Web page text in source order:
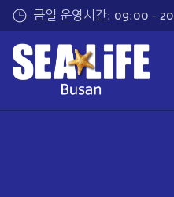
인
금일 운영시간: 09:00 -